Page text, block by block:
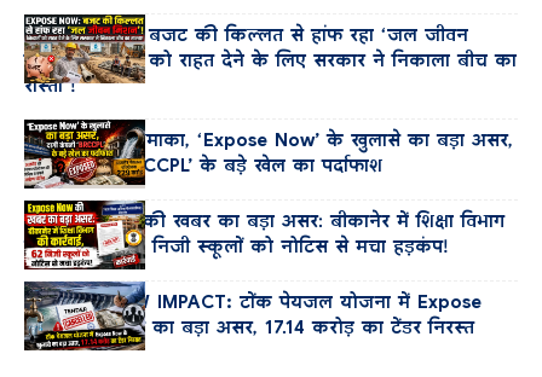
Expose Now: बजट की किल्लत से हांफ रहा ‘जल जीवन
मिशन’, ठेकेदारों को राहत देने के लिए सरकार ने निकाला बीच का
रास्ता !
PHED में बड़ा धमाका, ‘Expose Now’ के खुलासे का बड़ा असर,
दागी कंपनी ‘BRCCPL’ के बड़े खेल का पर्दाफाश
Expose Now की खबर का बड़ा असर: बीकानेर में शिक्षा विभाग
की कार्रवाई, 62 निजी स्कूलों को नोटिस से मचा हड़कंप!
EXPOSE NOW IMPACT: टोंक पेयजल योजना में Expose
Now के खुलासे का बड़ा असर, 17.14 करोड़ का टेंडर निरस्त